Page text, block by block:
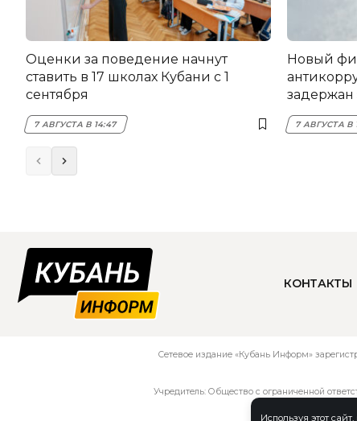
Используя этот
Оценки за поведение начнут
ставить в 17 школах Кубани с 1
сентября
7 АВГУСТА В 14:47
Новый
задержан
НЭСК
7 АВГУСТА В
КОНТАКТЫ
Сетевое издание «Кубань Информ»
Учредитель: Общество с ограниченной